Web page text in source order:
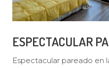
ESPECTACULAR
Espectacular pareado en